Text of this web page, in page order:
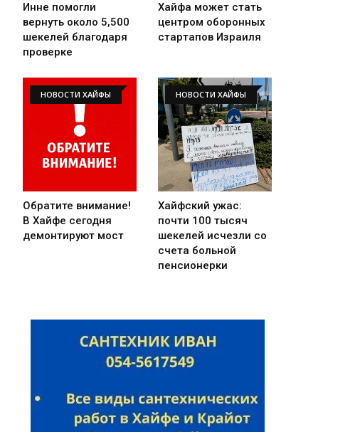
Инне помогли
вернуть около 5,500
шекелей благодаря
проверке
Хайфа может стать
центром оборонных
стартапов Израиля
НОВОСТИ ХАЙФЫ
Обратите внимание!
В Хайфе сегодня
демонтируют мост
НОВОСТИ ХАЙФЫ
Хайфский ужас:
почти 100 тысяч
шекелей исчезли со
счета больной
пенсионерки